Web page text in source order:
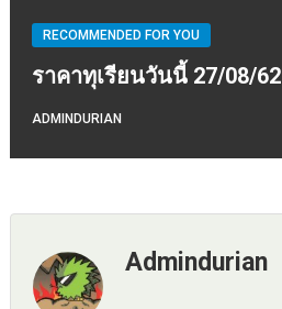
RECOMMENDED FOR YOU
ราคาทุเรียนวันนี้ 27/08/62
ADMINDURIAN
Admindurian